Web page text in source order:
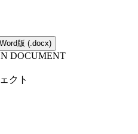
Word版 (.docx)
DOCUMENT
クト